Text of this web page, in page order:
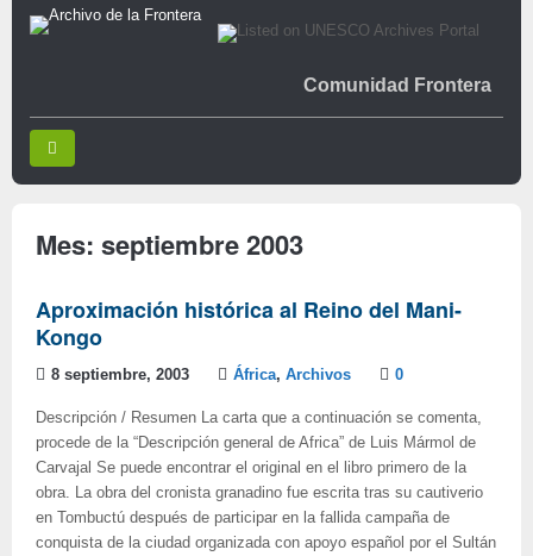
Comunidad Frontera
Mes: septiembre 2003
Aproximación histórica al Reino del Mani-
Kongo
8 septiembre, 2003 África, Archivos 0
Descripción / Resumen La carta que a continuación se comenta,
procede de la “Descripción general de Africa” de Luis Mármol de
Carvajal Se puede encontrar el original en el libro primero de la
obra. La obra del cronista granadino fue escrita tras su cautiverio
en Tombuctú después de participar en la fallida campaña de
conquista de la ciudad organizada con apoyo español por el Sultán